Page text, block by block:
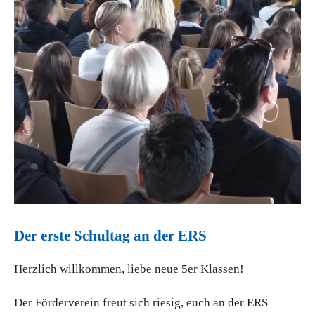
Der erste Schultag an der ERS
Herzlich willkommen, liebe neue 5er Klassen!
Der Förderverein freut sich riesig, euch an der ERS